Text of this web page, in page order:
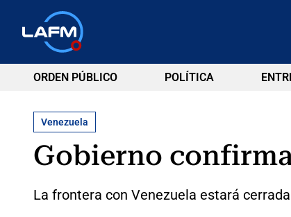
ORDEN PÚBLICO POLÍTICA
Venezuela
Gobierno
La frontera con Venezuela estará